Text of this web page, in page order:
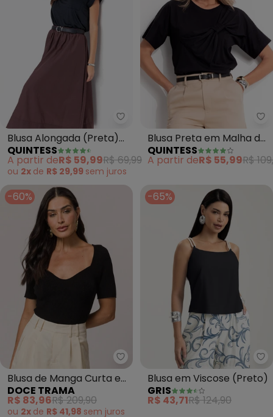
Quintess - Blusa Alongada
Blusa Alongada (Preta)
com Decote V
QUINTESS
A partir deR$ 59,99R$ 69,99
ou 2x de R$ 29,99 sem juros
Blusa Preta em Malha de
Algodão Penteado com
Detalhe de Nó no Ombro
QUINTESS
A partir deR$ 55,99R$
-60%
Doce Trama - Blusa de
Blusa de Manga Curta em
Tricot (Preto)
DOCE TRAMA
R$ 83,96R$ 209,90
ou 2x de R$ 41,98 sem juros
-65%
Blusa em Viscose (Preto)
GRIS
R$ 43,71R$ 124,90